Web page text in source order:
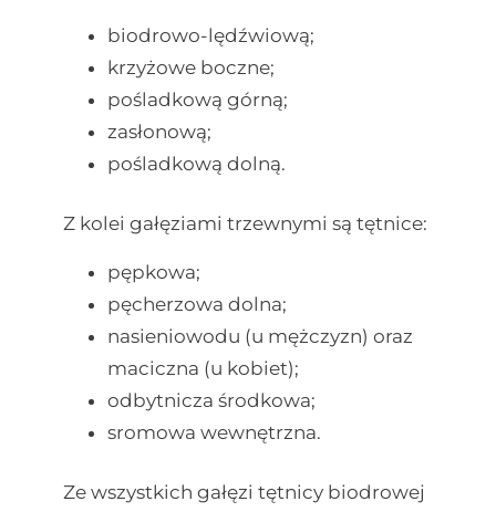
biodrowo-lędźwiową;
krzyżowe boczne;
pośladkową górną;
zasłonową;
pośladkową dolną.
Z kolei gałęziami trzewnymi są tętnice:
pępkowa;
pęcherzowa dolna;
nasieniowodu (u mężczyzn) oraz
maciczna (u kobiet);
odbytnicza środkowa;
sromowa wewnętrzna.
Ze wszystkich gałęzi tętnicy biodrowej